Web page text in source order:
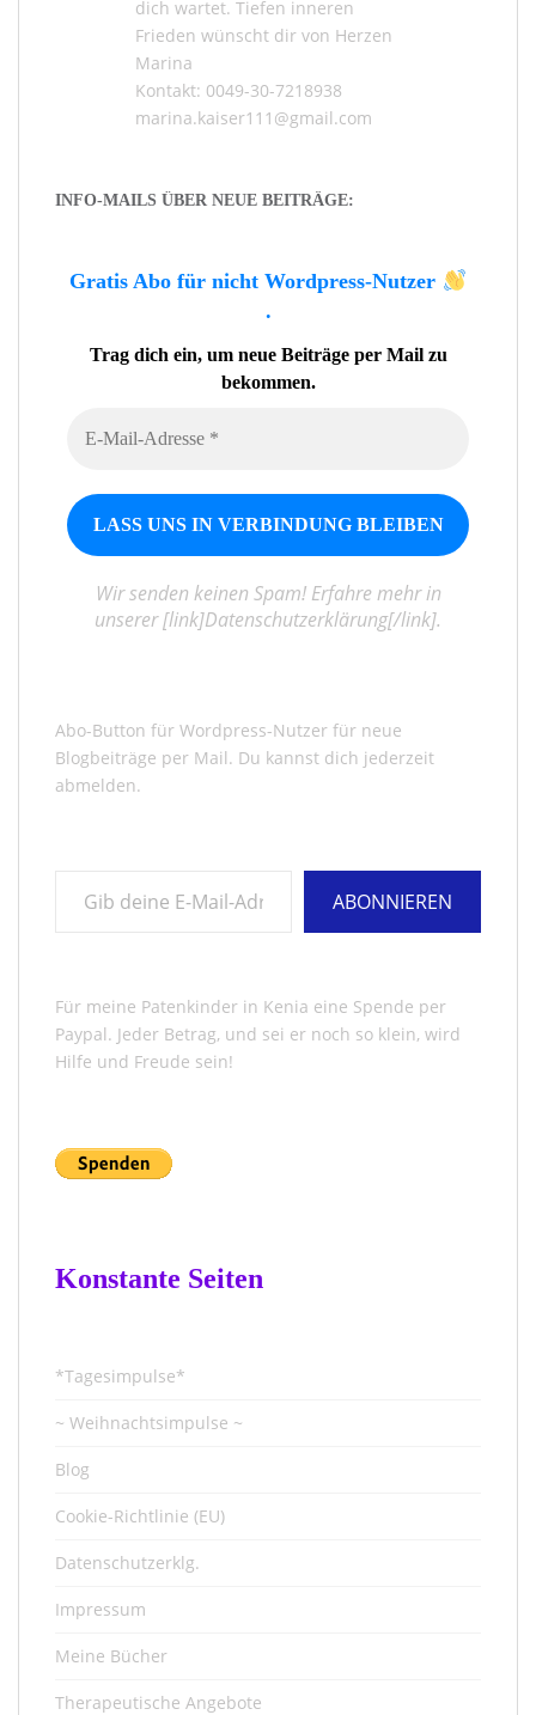
dich wartet. Tiefen inneren
Frieden wünscht dir von Herzen
Marina
Kontakt: 0049-30-7218938
marina.kaiser111@gmail.com
INFO-MAILS ÜBER NEUE BEITRÄGE:
Gratis Abo für nicht Wordpress-Nutzer
.
Trag dich ein, um neue Beiträge per Mail zu
bekommen.
Wir senden keinen Spam! Erfahre mehr in
unserer [link]Datenschutzerklärung[/link].
Abo-Button für Wordpress-Nutzer für neue
Blogbeiträge per Mail. Du kannst dich jederzeit
abmelden.
ABONNIEREN
Für meine Patenkinder in Kenia eine Spende per
Paypal. Jeder Betrag, und sei er noch so klein, wird
Hilfe und Freude sein!
Konstante Seiten
*Tagesimpulse*
~ Weihnachtsimpulse ~
Blog
Cookie-Richtlinie (EU)
Datenschutzerklg.
Impressum
Meine Bücher
Therapeutische Angebote